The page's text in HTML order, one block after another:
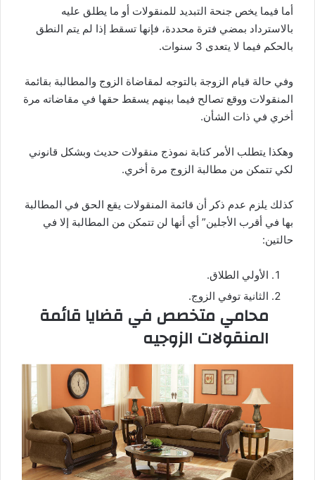
أما فيما يخص جنحة التبديد للمنقولات أو ما يطلق عليه
بالاسترداد بمضي فترة محددة، فإنها تسقط إذا لم يتم النطق
بالحكم فيما لا يتعدى 3 سنوات.
وفي حالة قيام الزوجة بالتوجه لمقاضاة الزوج والمطالبة بقائمة
المنقولات ووقع تصالح فيما بينهم يسقط حقها في مقاضاته مرة
أخري في ذات الشأن.
وهكذا يتطلب الأمر كتابة نموذج منقولات حديث وبشكل قانوني
لكي تتمكن من مطالبة الزوج مرة أخري.
كذلك يلزم عدم ذكر أن قائمة المنقولات يقع الحق في المطالبة
بها في أقرب الأجلين” أي أنها لن تتمكن من المطالبة إلا في
حالتين:
الأولي الطلاق.
الثانية توفي الزوج.
محامي متخصص في قضايا قائمة
المنقولات الزوجيه